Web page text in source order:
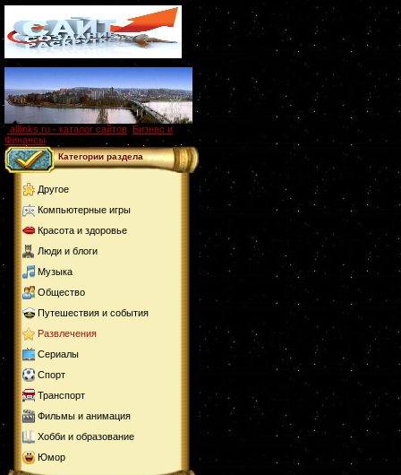
alllinks.ru - каталог сайтов Бизнес и
Финансы
Категории раздела
Другое
Компьютерные игры
Красота и здоровье
Люди и блоги
Музыка
Общество
Путешествия и события
Развлечения
Сериалы
Спорт
Транспорт
Фильмы и анимация
Хобби и образование
Юмор